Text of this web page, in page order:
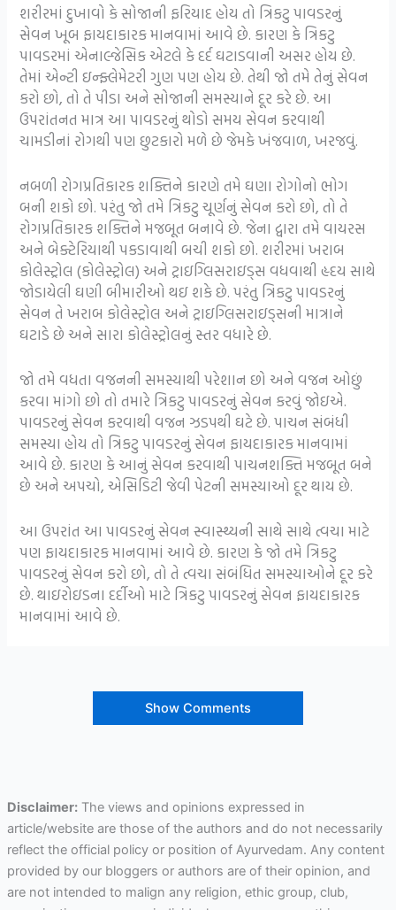
શરીરમાં દુખાવો કે સોજાની ફરિયાદ હોય તો ત્રિકટુ પાવડરનું
સેવન ખૂબ ફાયદાકારક માનવામાં આવે છે. કારણ કે ત્રિકટુ
પાવડરમાં એનાલ્જેસિક એટલે કે દર્દ ઘટાડવાની અસર હોય છે.
તેમાં એન્ટી ઇન્ફ્લેમેટરી ગુણ પણ હોય છે. તેથી જો તમે તેનું સેવન
કરો છો, તો તે પીડા અને સોજાની સમસ્યાને દૂર કરે છે. આ
ઉપરાંતનત માત્ર આ પાવડરનું થોડો સમય સેવન કરવાથી
ચામડીનાં રોગથી પણ છુટકારો મળે છે જેમકે ખંજવાળ, ખરજવું.
નબળી રોગપ્રતિકારક શક્તિને કારણે તમે ઘણા રોગોનો ભોગ
બની શકો છો. પરંતુ જો તમે ત્રિકટુ ચૂર્ણનું સેવન કરો છો, તો તે
રોગપ્રતિકારક શક્તિને મજબૂત બનાવે છે. જેના દ્વારા તમે વાયરસ
અને બેક્ટેરિયાથી પકડાવાથી બચી શકો છો. શરીરમાં ખરાબ
કોલેસ્ટ્રોલ (કોલેસ્ટ્રોલ) અને ટ્રાઇગ્લિસરાઇડ્સ વધવાથી હૃદય સાથે
જોડાયેલી ઘણી બીમારીઓ થઇ શકે છે. પરંતુ ત્રિકટુ પાવડરનું
સેવન તે ખરાબ કોલેસ્ટ્રોલ અને ટ્રાઇગ્લિસરાઇડ્સની માત્રાને
ઘટાડે છે અને સારા કોલેસ્ટ્રોલનું સ્તર વધારે છે.
જો તમે વધતા વજનની સમસ્યાથી પરેશાન છો અને વજન ઓછું
કરવા માંગો છો તો તમારે ત્રિકટુ પાવડરનું સેવન કરવું જોઇએ.
પાવડરનું સેવન કરવાથી વજન ઝડપથી ઘટે છે.પાચન સંબંધી
સમસ્યા હોય તો ત્રિકટુ પાવડરનું સેવન ફાયદાકારક માનવામાં
આવે છે. કારણ કે આનું સેવન કરવાથી પાચનશક્તિ મજબૂત બને
છે અને અપચો, એસિડિટી જેવી પેટની સમસ્યાઓ દૂર થાય છે.
આ ઉપરાંત આ પાવડરનું સેવન સ્વાસ્થ્યની સાથે સાથે ત્વચા માટે
પણ ફાયદાકારક માનવામાં આવે છે. કારણ કે જો તમે ત્રિકટુ
પાવડરનું સેવન કરો છો, તો તે ત્વચા સંબંધિત સમસ્યાઓને દૂર કરે
છે.થાઇરોઇડના દર્દીઓ માટે ત્રિકટુ પાવડરનું સેવન ફાયદાકારક
માનવામાં આવે છે.
Show Comments
Disclaimer:The views and opinions expressed in
article/website are those of the authors and do not necessarily
reflect the official policy or position of Ayurvedam. Any content
provided by our bloggers or authors are of their opinion, and
are not intended to malign any religion, ethic group, club,